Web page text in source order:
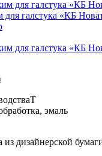
галстука «КБ
Т